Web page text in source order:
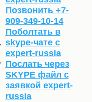
Позвонить +7-
909-349-10-14
Поболтать в
skype-чате с
expert-russia
Послать через
SKYPE файл c
заявкой expert-
russia